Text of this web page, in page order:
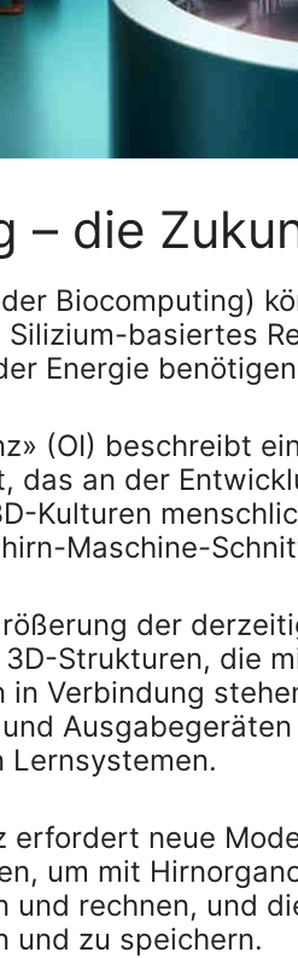
– die
Biocomputing)
basiertes
Energie
(OI) beschreibt
das an der
Kulturen
Maschine-
der
Strukturen, die
in Verbindung
Lernsystemen.
erfordert neue
um mit
und rechnen, und
und zu speichern.